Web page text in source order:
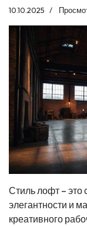
10.10.2025
Стиль лофт – это
элегантности и
креативного